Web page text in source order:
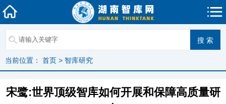
当前位置： 首页 > 智库研究
宋鹭:世界顶级智库如何开展和保障高质量研